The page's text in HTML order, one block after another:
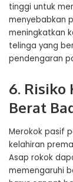
tinggi untuk
menyebabkan
meningkatkan
telinga yang
pendengaran
6. Risiko
Berat
Merokok pasif
kelahiran
Asap rokok
memengaruhi